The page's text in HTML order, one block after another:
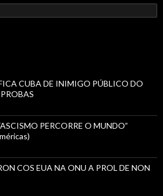
CUBA DE INIMIGO PÚBLICO DO
PERCORRE O MUNDO”
COS EUA NA ONU A PROL DE NON